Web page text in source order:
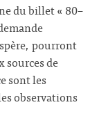
du billet « 80–
pourront
sources de
sont les
observations